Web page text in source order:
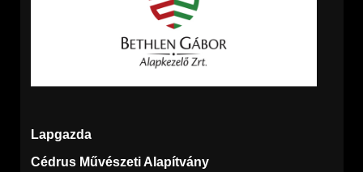
Lapgazda
Cédrus Művészeti Alapítvány